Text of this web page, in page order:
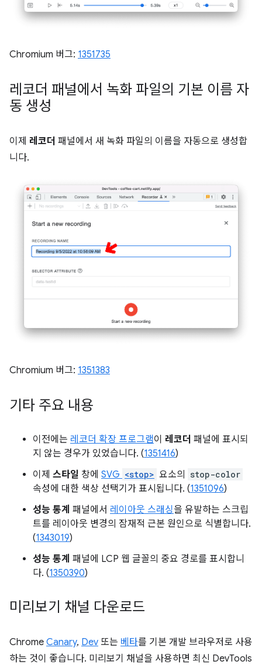
Chromium 버그: 1351735
레코더 패널에서 녹화 파일의 기본 이름 자
동 생성
이제 레코더 패널에서 새 녹화 파일의 이름을 자동으로 생성합
니다.
Chromium 버그: 1351383
기타 주요 내용
이전에는 레코더 확장 프로그램이 레코더 패널에 표시되
지 않는 경우가 있었습니다. (1351416)
이제 스타일 창에 SVG <stop> 요소의 stop-color
속성에 대한 색상 선택기가 표시됩니다. (1351096)
성능 통계 패널에서 레이아웃 스래싱을 유발하는 스크립
트를 레이아웃 변경의 잠재적 근본 원인으로 식별합니다.
(1343019)
성능 통계 패널에 LCP 웹 글꼴의 중요 경로를 표시합니
다. (1350390)
미리보기 채널 다운로드
Chrome Canary, Dev 또는 베타를 기본 개발 브라우저로 사용
하는 것이 좋습니다. 미리보기 채널을 사용하면 최신 DevTools